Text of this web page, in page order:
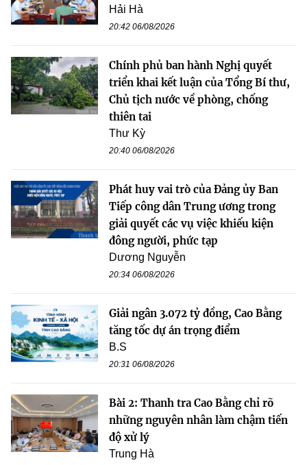
Hải Hà
20:42 06/08/2026
Chính phủ ban hành Nghị quyết
triển khai kết luận của Tổng Bí thư,
Chủ tịch nước về phòng, chống
thiên tai
Thư Kỳ
20:40 06/08/2026
Phát huy vai trò của Đảng ủy Ban
Tiếp công dân Trung ương trong
giải quyết các vụ việc khiếu kiện
đông người, phức tạp
Dương Nguyễn
20:34 06/08/2026
Giải ngân 3.072 tỷ đồng, Cao Bằng
tăng tốc dự án trọng điểm
B.S
20:31 06/08/2026
Bài 2: Thanh tra Cao Bằng chỉ rõ
những nguyên nhân làm chậm tiến
độ xử lý
Trung Hà